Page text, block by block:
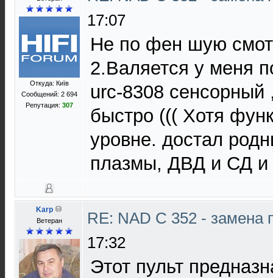
Откуда: Київ
Сообщений: 2 694
Репутация: 307
17:07
Не по фен шую
2.Валяется у меня
urc-8308 сенсорный
быстро ((( Хотя
уровне. достал
плазмы, ДВД и СД и
Karp
Ветеран
RE: NAD C 352 - замена
17:32
Этот пульт